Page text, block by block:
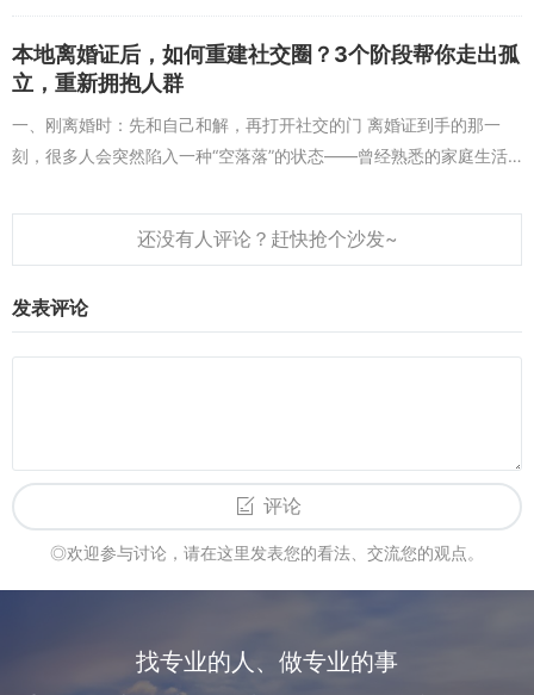
这说明职业和心理是可以相互促进的。
由谁负责、怎么负责。但现实中，超过60%的离婚父母在教育规划上
存在分歧—...
本地离婚证后，如何重建社交圈？3个阶段帮你走出孤
立，重新拥抱人群
一、刚离婚时：先和自己和解，再打开社交的门 离婚证到手的那一
刻，很多人会突然陷入一种“空落落”的状态——曾经熟悉的家庭生活
糊。2025年...
发表评论
评论
◎欢迎参与讨论，请在这里发表您的看法、交流您的观点。
找专业的人、做专业的事